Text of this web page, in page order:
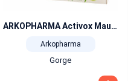
ARKOPHARMA Activox Maux de Gorge Arôme Citron 24 comprimés à sucer
Arkopharma
Gorge